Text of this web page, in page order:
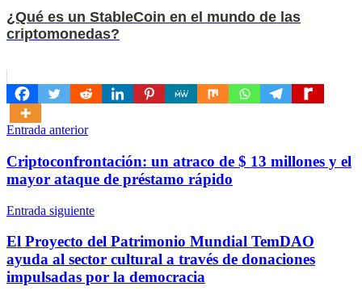
¿Qué es un StableCoin en el mundo de las
criptomonedas?
Navegación
de
entradas
Entrada anterior
Criptoconfrontación: un atraco de $ 13 millones y el
mayor ataque de préstamo rápido
Entrada siguiente
El Proyecto del Patrimonio Mundial TemDAO
ayuda al sector cultural a través de donaciones
impulsadas por la democracia